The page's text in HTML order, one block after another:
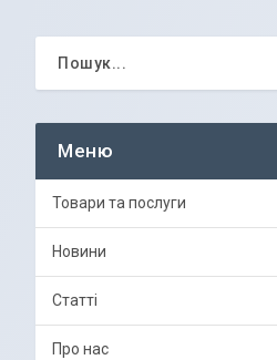
Товари та послуги
Новини
Статті
Про нас